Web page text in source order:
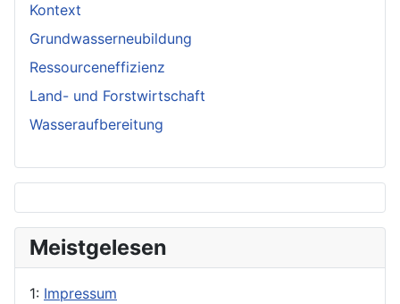
Kontext
Grundwasserneubildung
Ressourceneffizienz
Land- und Forstwirtschaft
Wasseraufbereitung
Meistgelesen
1: Impressum